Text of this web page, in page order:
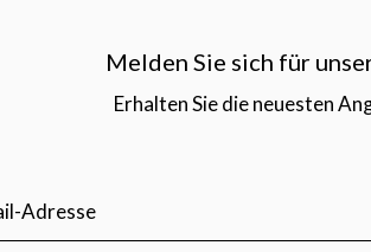
Melden Sie sich für
Erhalten Sie die neuesten